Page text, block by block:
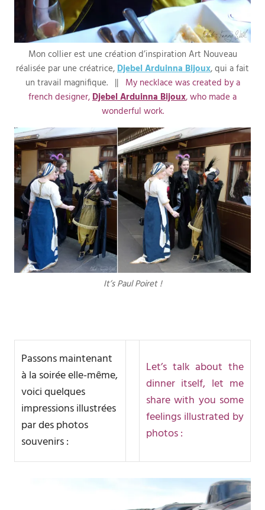
Mon collier est une création d’inspiration Art Nouveau
réalisée par une créatrice,Djebel Arduinna Bijoux, qui a fait
un travail magnifique. || My necklace was created by a
french designer,Djebel Arduinna Bijoux, who made a
wonderful work.
It’s Paul Poiret !
Passons maintenant
à la soirée elle-même,
voici quelques
impressions illustrées
par des photos
souvenirs :
Let’s talk about the
dinner itself, let me
share with you some
feelings illustrated by
photos :